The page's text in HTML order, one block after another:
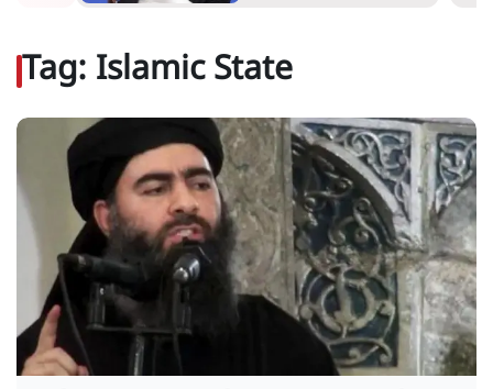
Tag: Islamic State